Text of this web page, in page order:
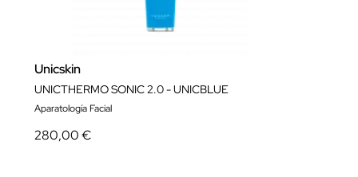
Unicskin
UNICTHERMO SONIC 2.0 - UNICBLUE
Aparatología Facial
280,00 €